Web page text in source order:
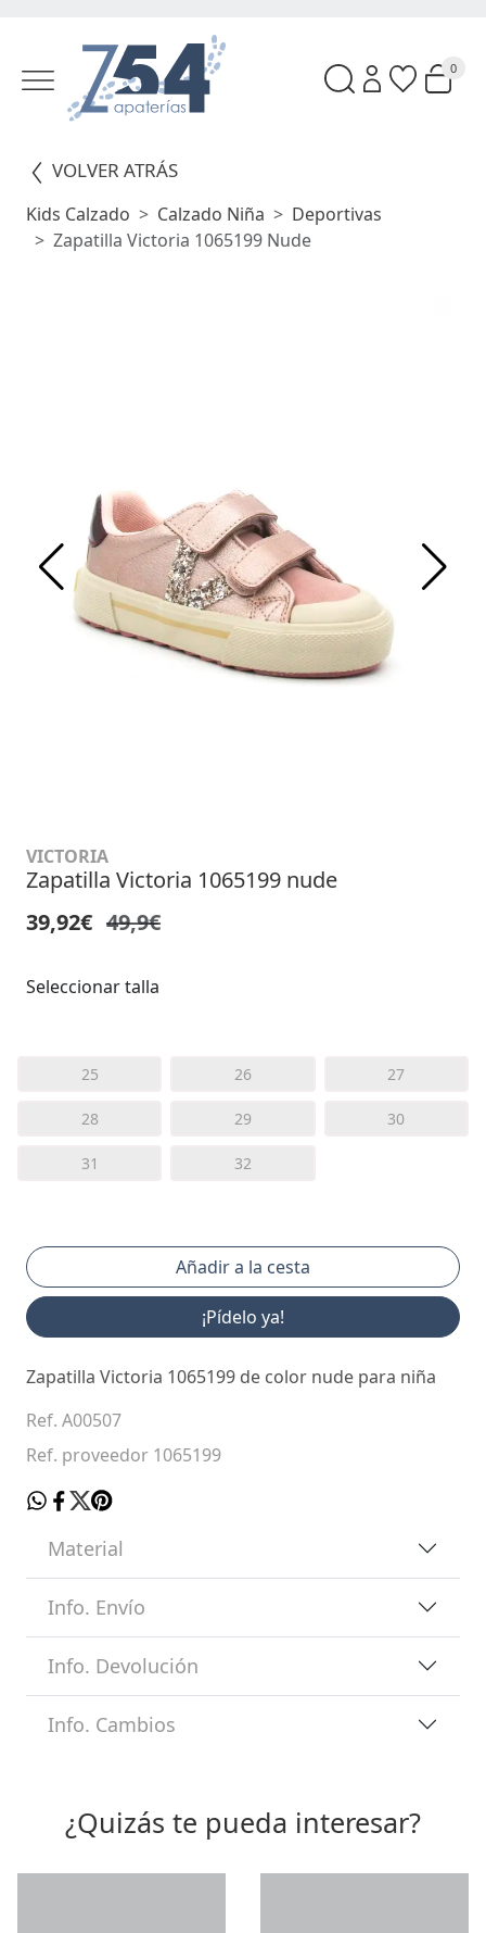
0
VOLVER ATRÁS
Kids Calzado Calzado Niña
Deportivas
Zapatilla Victoria 1065199 Nude
VICTORIA
Zapatilla Victoria 1065199 nude
39,92€ 49,9€
Seleccionar talla
25 26 27
28 29 30
31 32
¡Pídelo ya!
Zapatilla Victoria 1065199 de color nude para niña
Ref. A00507
Ref. proveedor 1065199
Material
Info. Envío
Info. Devolución
Info. Cambios
¿Quizás te pueda interesar?